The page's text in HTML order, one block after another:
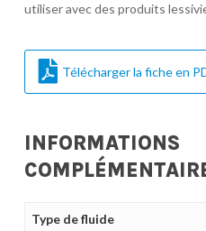
utiliser avec des produits
Télécharger la fiche en
INFORMATIONS
Type de fluide